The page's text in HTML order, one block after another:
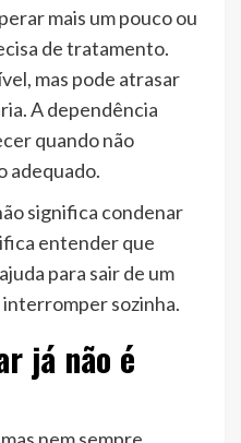
mais um pouco ou
de tratamento.
mas pode atrasar
A dependência
quando não
adequado.
significa condenar
entender que
para sair de um
interromper sozinha.
já não é